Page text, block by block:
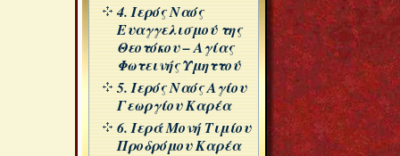
4. Ιερός Ναός
Ευαγγελισμού της
Θεοτόκου – Αγίας
Φωτεινής Υμηττού
5. Ιερός Ναός Αγίου
Γεωργίου Καρέα
6. Ιερά Μονή Τιμίου
Προδρόμου Καρέα